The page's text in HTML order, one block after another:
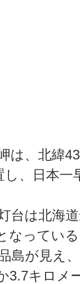
は、北緯
し、日本
台は北海
なってい
島が見え
3.7キロメ